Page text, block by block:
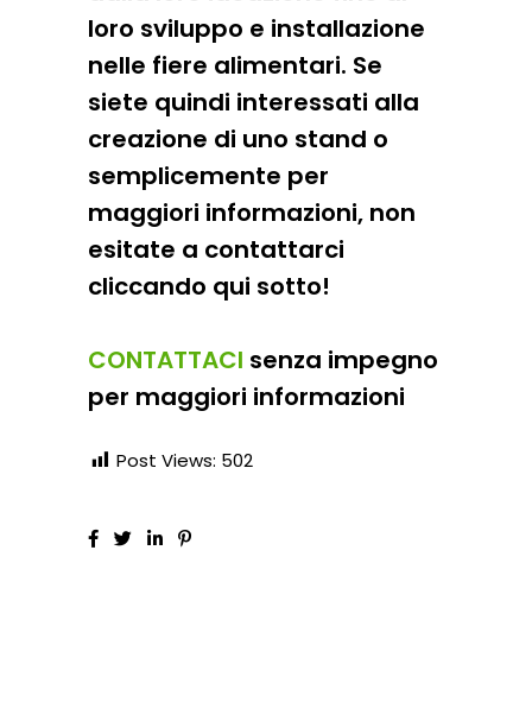
loro sviluppo e installazione
nelle fiere alimentari. Se
siete quindi interessati alla
creazione di uno stand o
semplicemente per
maggiori informazioni, non
esitate a contattarci
cliccando qui sotto!
CONTATTACI senza impegno
per maggiori informazioni
Post Views: 502